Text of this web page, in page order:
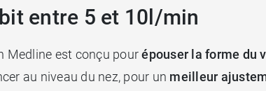
entre 5 et 10l/min
Medline est conçu pourépouser la forme du
au niveau du nez, pour un meilleur